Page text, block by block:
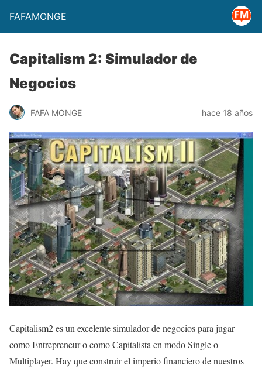
FAFAMONGE
Capitalism 2: Simulador de
Negocios
FAFA MONGE hace 18 años
Capitalism2 es un excelente simulador de negocios para jugar
como Entrepreneur o como Capitalista en modo Single o
Multiplayer. Hay que construir el imperio financiero de nuestros